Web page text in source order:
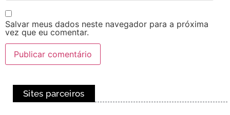
Salvar meus dados neste navegador para a próxima
vez que eu comentar.
Sites parceiros